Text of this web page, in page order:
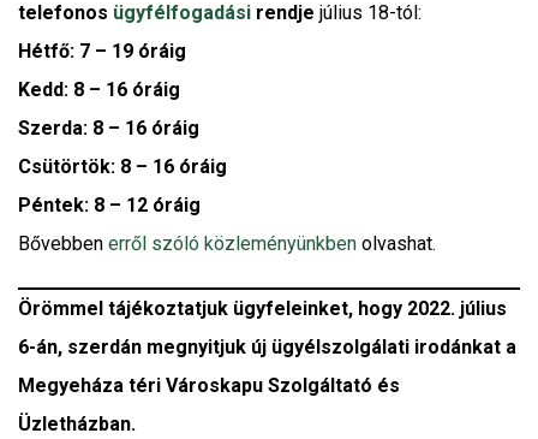
telefonos ügyfélfogadási rendje július 18-tól:
Hétfő: 7 – 19 óráig
Kedd: 8 – 16 óráig
Szerda: 8 – 16 óráig
Csütörtök: 8 – 16 óráig
Péntek: 8 – 12 óráig
Bővebben erről szóló közleményünkben olvashat.
Örömmel tájékoztatjuk ügyfeleinket, hogy 2022. július
6-án, szerdán megnyitjuk új ügyélszolgálati irodánkat a
Megyeháza téri Városkapu Szolgáltató és
Üzletházban.